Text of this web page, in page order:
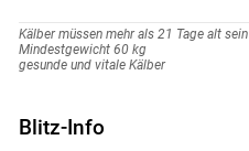
Kälber müssen mehr als 21 Tage alt sein
Mindestgewicht 60 kg
gesunde und vitale Kälber
Blitz-Info